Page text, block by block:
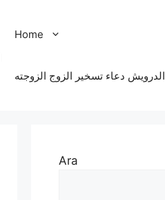
Home
الدرویش دعاء تسخير الزوج الزوجته
Ara